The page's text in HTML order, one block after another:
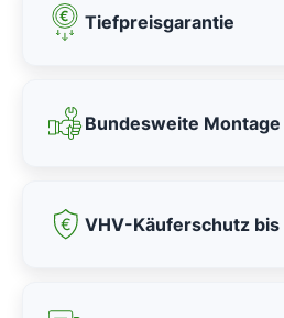
Tiefpreisgarantie
Bundesweite Montage
VHV-Käuferschutz